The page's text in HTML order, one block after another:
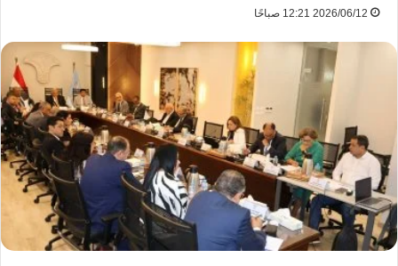
2026/06/12 12:21 صباحًا